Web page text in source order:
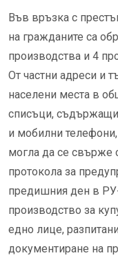
Във връзка с
на гражданите са
производства и 4
От частни адреси и
населени места в
списъци, съдържащи
и мобилни
могла да се свърже
протокола за
предишния ден в
производство за
едно лице,
документиране на